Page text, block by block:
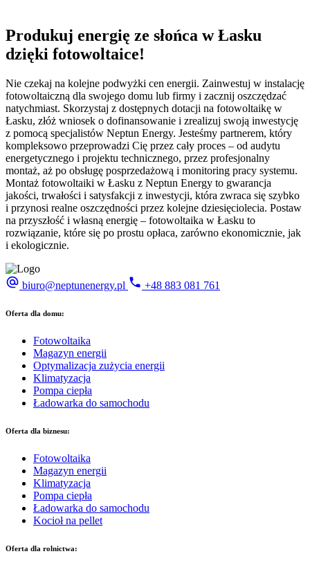
Produkuj energię ze słońca w Łasku
dzięki fotowoltaice!
Nie czekaj na kolejne podwyżki cen energii. Zainwestuj w instalację
fotowoltaiczną dla swojego domu lub firmy i zacznij oszczędzać
natychmiast. Skorzystaj z dostępnych dotacji na fotowoltaikę w
Łasku, złóż wniosek o dofinansowanie i zrealizuj swoją inwestycję
z pomocą specjalistów Neptun Energy. Jesteśmy partnerem, który
kompleksowo przeprowadzi Cię przez cały proces – od audytu
energetycznego i projektu technicznego, przez profesjonalny
montaż, aż po obsługę posprzedażową i monitoring pracy systemu.
Montaż fotowoltaiki w Łasku z Neptun Energy to gwarancja
jakości, trwałości i satysfakcji z inwestycji, która zwraca się szybko
i przynosi realne oszczędności przez kolejne dziesięciolecia. Postaw
na przyszłość i własną energię – fotowoltaika w Łasku to
rozwiązanie, które się po prostu opłaca, zarówno ekonomicznie, jak
i ekologicznie.
biuro@neptunenergy.pl +48 883 081 761
Oferta dla domu:
Fotowoltaika
Magazyn energii
Optymalizacja zużycia energii
Klimatyzacja
Pompa ciepła
Ładowarka do samochodu
Oferta dla biznesu:
Fotowoltaika
Magazyn energii
Klimatyzacja
Pompa ciepła
Ładowarka do samochodu
Kocioł na pellet
Oferta dla rolnictwa: